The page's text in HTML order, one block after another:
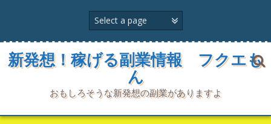
ン
プ
新発想！稼げる副業情報 フクエも
ん
おもしろそうな新発想の副業がありますよ